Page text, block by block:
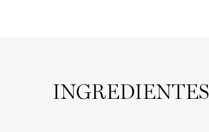
INGREDIENTES